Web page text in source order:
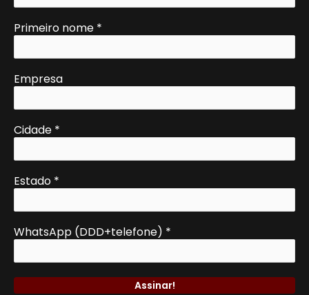
Primeiro nome *
Empresa
Cidade *
Estado *
WhatsApp (DDD+telefone) *